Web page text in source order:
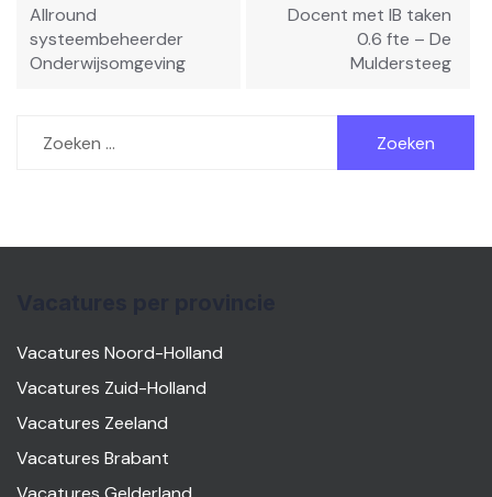
Allround
systeembeheerder
Onderwijsomgeving
Docent met IB taken
0.6 fte – De
Muldersteeg
naar:
Vacatures Noord-Holland
Vacatures Zuid-Holland
Vacatures Zeeland
Vacatures Brabant